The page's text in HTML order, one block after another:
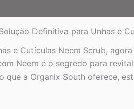
Definitiva para Unhas e
e Cutículas Neem Scrub,
Neem é o segredo para
a Organix South oferece,